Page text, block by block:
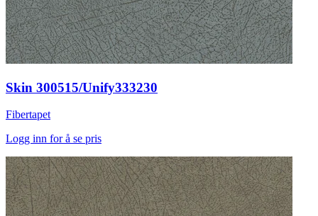
Skin 300515/Unify333230
Fibertapet
Logg inn for å se pris